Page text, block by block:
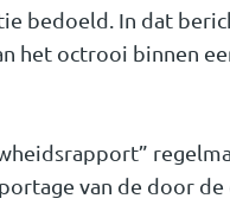
bedoeld. In dat
het octrooi binnen
van de door